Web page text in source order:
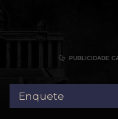
 PUBLICIDADE
Enquete